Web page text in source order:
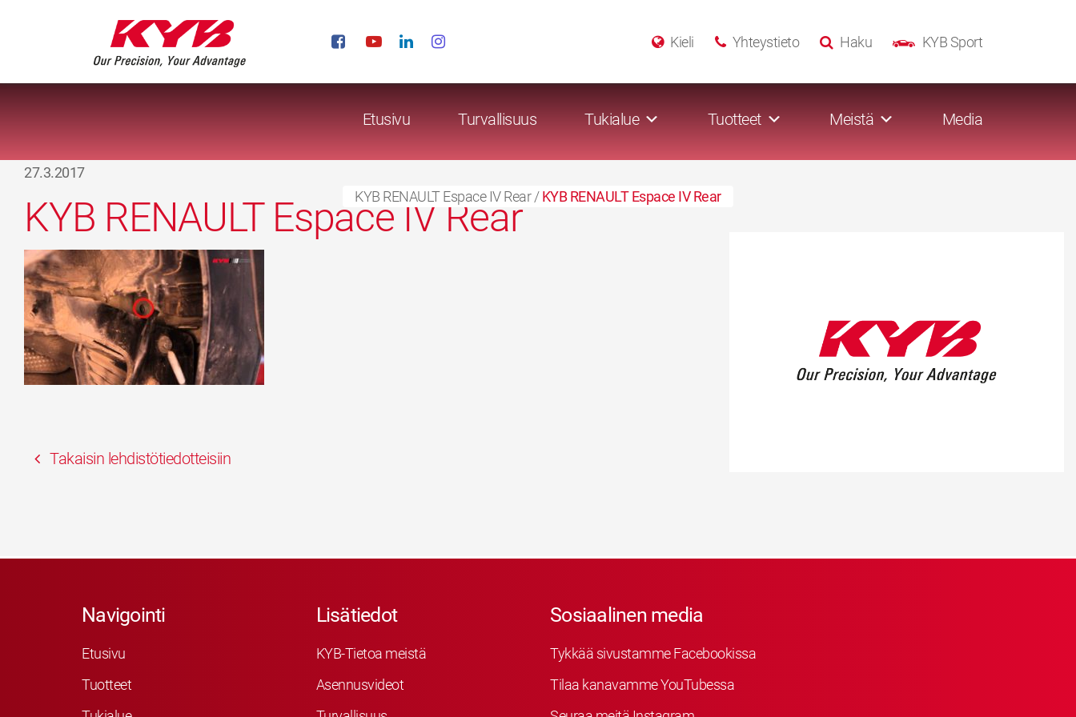
KYB Sport
Haku
Yhteystieto
Kieli
Etusivu Turvallisuus Tukialue Tuotteet Meistä Media
KYB RENAULT Espace IV Rear/KYB RENAULT Espace IV Rear
27.3.2017
KYB RENAULT Espace IV Rear
Takaisin lehdistötiedotteisiin
Navigointi
Etusivu
Tuotteet
Lisätiedot
KYB-Tietoa meistä
Asennusvideot
Sosiaalinen media
Tykkää sivustamme Facebookissa
Tilaa kanavamme YouTubessa